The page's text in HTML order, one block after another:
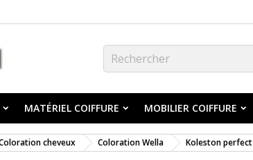
MATÉRIEL COIFFURE MOBILIER COIFFURE
cheveux Coloration Wella Koleston perfect